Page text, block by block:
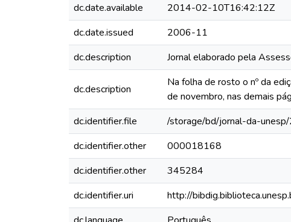
dc.date.available
2014-02-10T16:42:12Z
dc.date.issued
2006-11
dc.description
Jornal elaborado pela
dc.description
Na folha de rosto o nº da
de novembro, nas demais
dc.identifier.file
/storage/bd/jornal-da-
dc.identifier.other
000018168
dc.identifier.other
345284
dc.identifier.uri
http://